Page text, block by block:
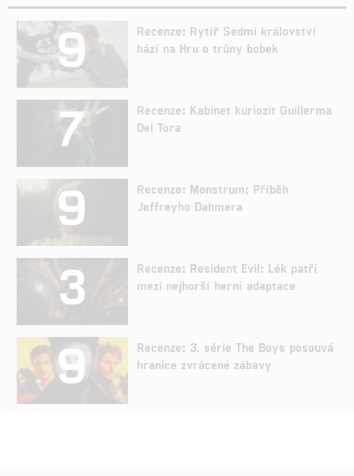
9
Recenze: Rytíř Sedmi království
hází na Hru o trůny bobek
7
Recenze: Kabinet kuriozit Guillerma
Del Tora
9
Recenze: Monstrum: Příběh
Jeffreyho Dahmera
3
Recenze: Resident Evil: Lék patří
mezi nejhorší herní adaptace
9
Recenze: 3. série The Boys posouvá
hranice zvrácené zábavy